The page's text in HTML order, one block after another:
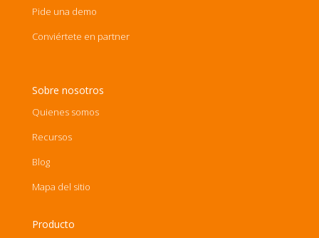
Pide una demo
Conviértete en partner
Sobre nosotros
Quienes somos
Recursos
Blog
Mapa del sitio
Producto